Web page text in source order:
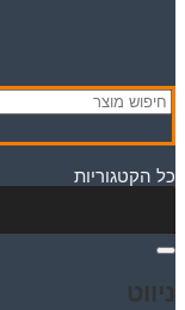
כל הקטגוריות
ניווט